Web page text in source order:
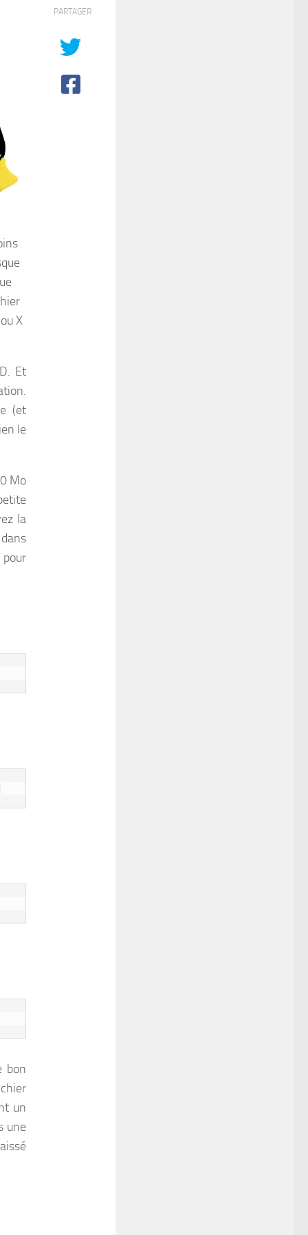
X
Et
(et
le
Mo
la
bon
un
une
PARTAGER